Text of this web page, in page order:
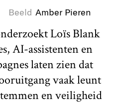
Beeld Amber Pieren
Loïs Blank
AI-assistenten en
laten zien dat
vaak leunt
en veiligheid